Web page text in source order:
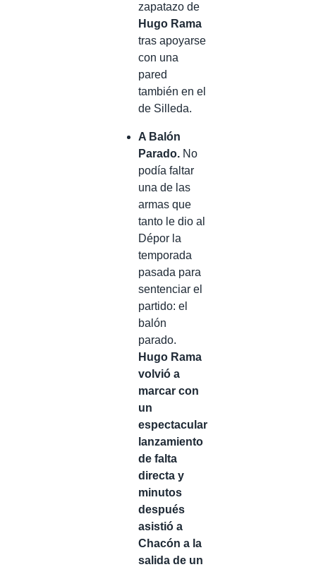
zapatazo de
Hugo Rama
tras apoyarse
con una
pared
también en el
de Silleda.
A Balón
Parado. No
podía faltar
una de las
armas que
tanto le dio al
Dépor la
temporada
pasada para
sentenciar el
partido: el
balón
parado.
Hugo Rama
volvió a
marcar con
un
espectacular
lanzamiento
de falta
directa y
minutos
después
asistió a
Chacón a la
salida de un